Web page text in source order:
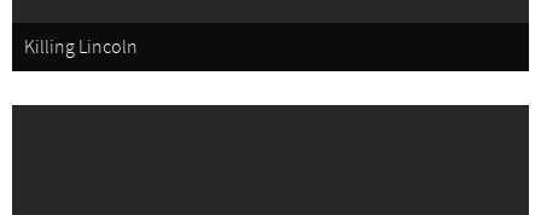
Killing Lincoln